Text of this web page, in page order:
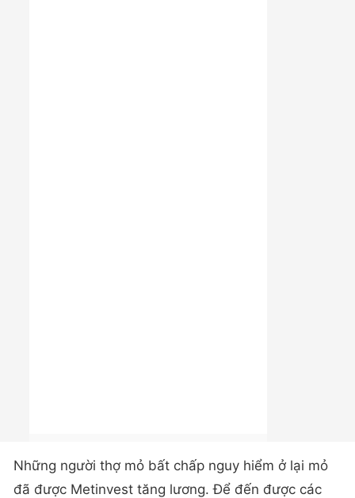
Những người thợ mỏ bất chấp nguy hiểm ở lại mỏ
đã được Metinvest tăng lương. Để đến được các